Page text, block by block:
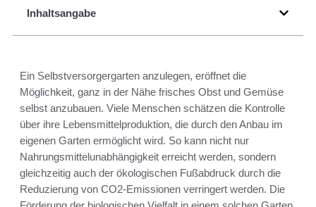
Inhaltsangabe
Ein Selbstversorgergarten anzulegen, eröffnet die
Möglichkeit, ganz in der Nähe frisches Obst und Gemüse
selbst anzubauen. Viele Menschen schätzen die Kontrolle
über ihre Lebensmittelproduktion, die durch den Anbau im
eigenen Garten ermöglicht wird. So kann nicht nur
Nahrungsmittelunabhängigkeit erreicht werden, sondern
gleichzeitig auch der ökologischen Fußabdruck durch die
Reduzierung von CO2-Emissionen verringert werden. Die